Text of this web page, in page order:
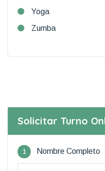
Yoga
Zumba
Solicitar Turno
1 Nombre Completo